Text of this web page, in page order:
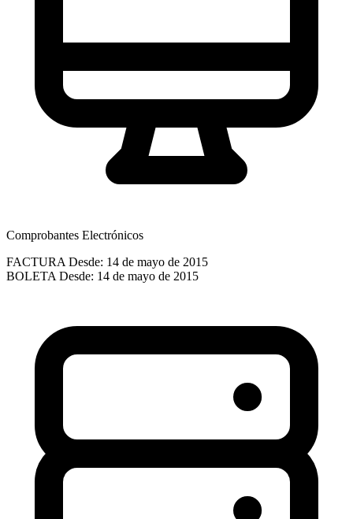
Comprobantes Electrónicos
FACTURA Desde: 14 de mayo de 2015
BOLETA Desde: 14 de mayo de 2015